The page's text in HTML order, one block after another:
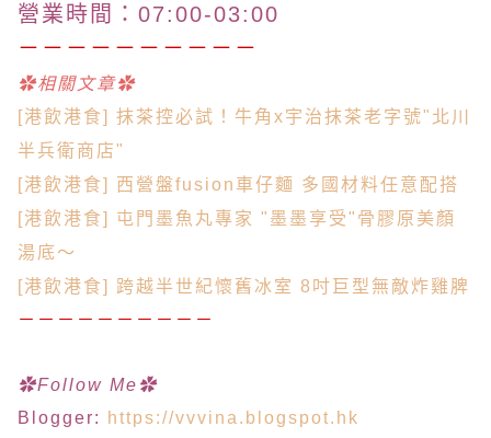
營業時間：07:00-03:00
－－－－－－－－－－
✿相關文章✿
[港飲港食] 抹茶控必試！牛角x宇治抹茶老字號"北川
半兵衛商店"
[港飲港食] 西營盤fusion車仔麵 多國材料任意配搭
[港飲港食] 屯門墨魚丸專家 "墨墨享受"骨膠原美顏
湯底～
[港飲港食] 跨越半世紀懷舊冰室 8吋巨型無敵炸雞脾
－－－－－－－－－－
✿Follow Me✿
Blogger:
https://vvvina.blogspot.hk